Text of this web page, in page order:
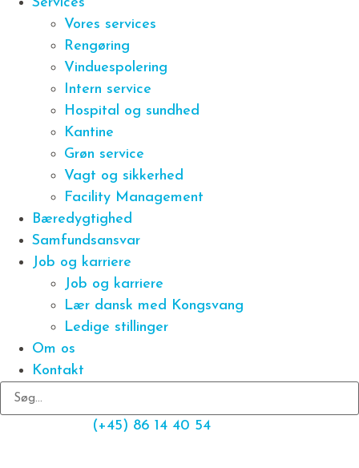
Vores services
Rengøring
Vinduespolering
Intern service
Hospital og sundhed
Kantine
Grøn service
Vagt og sikkerhed
Facility Management
Bæredygtighed
Samfundsansvar
Job og karriere
Job og karriere
Lær dansk med Kongsvang
Ledige stillinger
Om os
Kontakt
(+45) 86 14 40 54